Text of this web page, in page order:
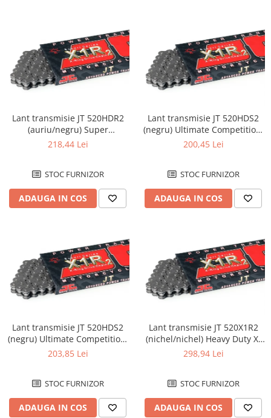
Lant transmisie JT 520HDR2
(auriu/negru) Super
Competition, L110,
218,44 Lei
STOC FURNIZOR
ADAUGA IN COS
Lant transmisie JT 520HDS2
(negru) Ultimate Competition,
L116, deschis/cheita cu
200,45 Lei
STOC FURNIZOR
ADAUGA IN COS
Lant transmisie JT 520HDS2
(negru) Ultimate Competition,
L118, deschis/cheita cu
203,85 Lei
STOC FURNIZOR
ADAUGA IN COS
Lant transmisie JT 520X1R2
(nichel/nichel) Heavy Duty X-
Ring, L120, deschis/cheita
298,94 Lei
STOC FURNIZOR
ADAUGA IN COS